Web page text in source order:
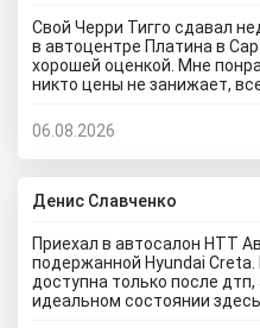
Свой Черри Тигго сдавал
в автоцентре Платина в
хорошей оценкой. Мне
никто цены не занижает,
предложили подготовку
клиента это важно, самому
все быстро и поставили
ждать , пока тачку
справятся так как тут
06.08.2026
Денис Славченко
Приехал в автосалон НТТ
подержанной Hyundai
доступна только после
идеальном состоянии